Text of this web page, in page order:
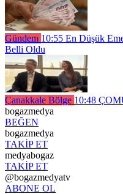
Gündem 10:55 En Düşük
Belli Oldu
Çanakkale Bölge 10:48
bogazmedya
BEĞEN
bogazmedya
TAKİP ET
medyabogaz
TAKİP ET
@bogazmedyatv
ABONE OL